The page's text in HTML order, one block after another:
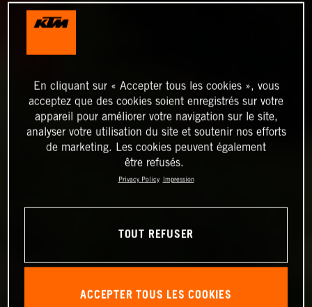
En cliquant sur « Accepter tous les cookies », vous
acceptez que des cookies soient enregistrés sur votre
appareil pour améliorer votre navigation sur le site,
analyser votre utilisation du site et soutenir nos efforts
de marketing. Les cookies peuvent également
être refusés.
Privacy Policy Impression
TOUT REFUSER
ACCEPTER TOUS LES COOKIES